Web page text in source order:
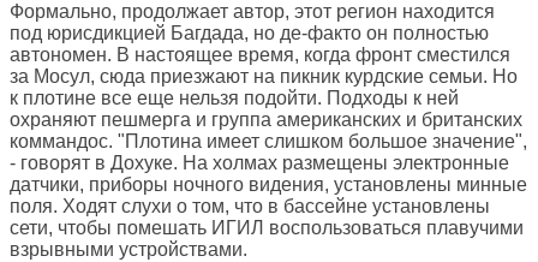
Формально, продолжает автор, этот регион находится
под юрисдикцией Багдада, но де-факто он полностью
автономен. В настоящее время, когда фронт сместился
за Мосул, сюда приезжают на пикник курдские семьи. Но
к плотине все еще нельзя подойти. Подходы к ней
охраняют пешмерга и группа американских и британских
коммандос. "Плотина имеет слишком большое значение",
- говорят в Дохуке. На холмах размещены электронные
датчики, приборы ночного видения, установлены минные
поля. Ходят слухи о том, что в бассейне установлены
сети, чтобы помешать ИГИЛ воспользоваться плавучими
взрывными устройствами.